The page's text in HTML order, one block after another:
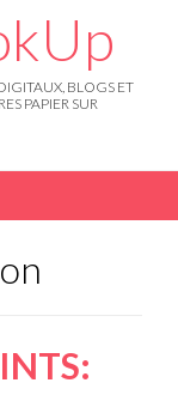
BLOGS ET
PAPIER SUR